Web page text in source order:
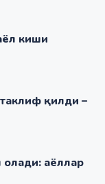
киши
қилди –
аёллар